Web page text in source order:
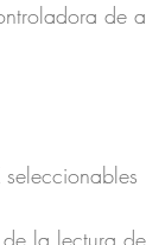
de
la lectura